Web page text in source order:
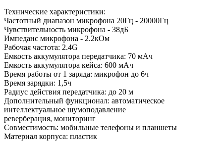
Технические характеристики:
Частотный диапазон микрофона 20Гц - 20000Гц
Чувствительность микрофона - 38дБ
Импеданс микрофона - 2.2кОм
Рабочая частота: 2.4G
Емкость аккумулятора передатчика: 70 мАч
Емкость аккумулятора кейса: 600 мАч
Время работы от 1 заряда: микрофон до 6ч
Время зарядки: 1,5ч
Радиус действия передатчика: до 20 м
Дополнительный функционал: автоматическое
интеллектуальное шумоподавление
реверберация, мониторинг
Совместимость: мобильные телефоны и планшеты
Материал корпуса: пластик